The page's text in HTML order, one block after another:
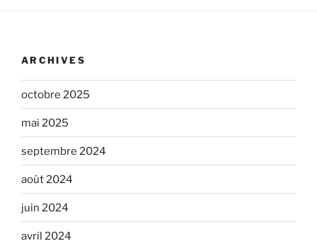
ARCHIVES
octobre 2025
mai 2025
septembre 2024
août 2024
juin 2024
avril 2024